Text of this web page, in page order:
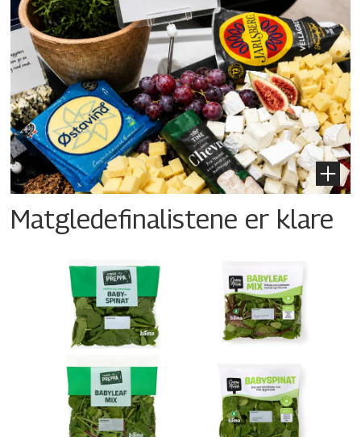
Matgledefinalistene er klare